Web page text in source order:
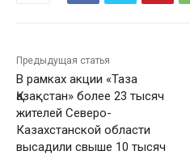
Предыдущая статья
В рамках акции «Таза
Қазақстан» более 23 тысяч
жителей Северо-
Казахстанской области
высадили свыше 10 тысяч